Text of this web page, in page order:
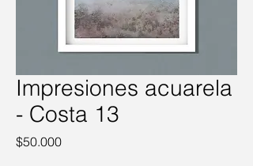
Impresiones acuarela
- Costa 13
$50.000Precio